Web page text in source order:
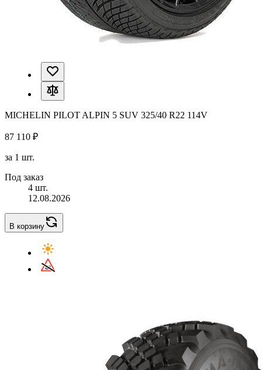
MICHELIN PILOT ALPIN 5 SUV 325/40 R22 114V
87 110 ₽
за 1 шт.
Под заказ
4 шт.
12.08.2026
В корзину